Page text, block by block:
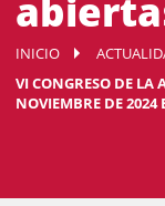
INICIO
VI CONGRESO DE LA
NOVIEMBRE DE 2024